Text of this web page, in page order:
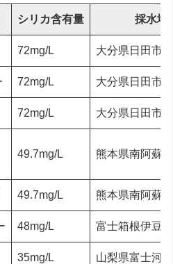
シリカ含有量 採水地
72mg/L 大分県日田市
72mg/L 大分県日田市
72mg/L 大分県日田市
49.7mg/L 熊本県南阿蘇
49.7mg/L 熊本県南阿蘇
48mg/L 富士箱根伊豆
35mg/L 山梨県富士河